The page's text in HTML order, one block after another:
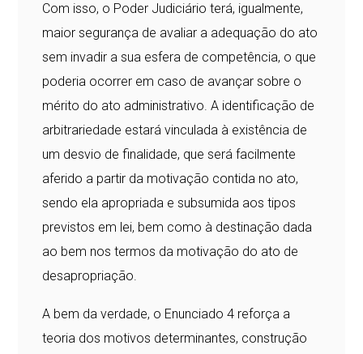
Com isso, o Poder Judiciário terá, igualmente,
maior segurança de avaliar a adequação do ato
sem invadir a sua esfera de competência, o que
poderia ocorrer em caso de avançar sobre o
mérito do ato administrativo. A identificação de
arbitrariedade estará vinculada à existência de
um desvio de finalidade, que será facilmente
aferido a partir da motivação contida no ato,
sendo ela apropriada e subsumida aos tipos
previstos em lei, bem como à destinação dada
ao bem nos termos da motivação do ato de
desapropriação.
A bem da verdade, o Enunciado 4 reforça a
teoria dos motivos determinantes, construção